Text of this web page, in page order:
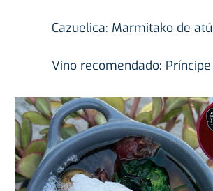
Cazuelica: Marmitako de
Vino recomendado: